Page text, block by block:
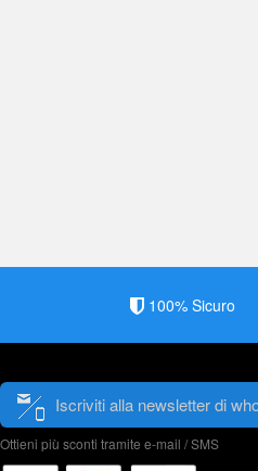
100% Sicuro
Iscriviti alla newsletter di
Ottieni più sconti tramite e-mail / SMS